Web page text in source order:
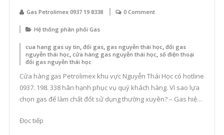
Gas Petrolimex 0937 19 8338 0 Comment
Hệ thống phân phối Gas
cua hang gas uy tin đổi gas, gas nguyễn thái học, đổi gas
nguyễn thái học, cửa hàng gas nguyễn thái học, số điện thoại
đổi gas nguyễn thái học
Cửa hàng gas Petrolimex khu vực Nguyễn Thái Học có hotline
0937. 198. 338 hân hạnh phục vụ quý khách hàng. Vì sao lựa
chọn gas để làm chất đốt sử dụng thường xuyên? – Gas hiện
dụng, an toàn và hiệu […]
Đọc tiếp